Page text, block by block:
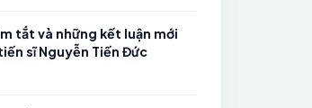
tắt và những kết luận mới
sĩ Nguyễn Tiến Đức